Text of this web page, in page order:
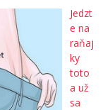
Jedzt
e na
raňaj
ky
toto
a už
sa